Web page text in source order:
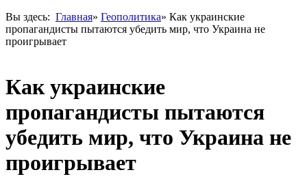
Вы здесь: Главная» Геополитика» Как украинские
пропагандисты пытаются убедить мир, что Украина не
проигрывает
Как украинские
пропагандисты пытаются
убедить мир, что Украина не
проигрывает